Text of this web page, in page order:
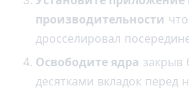
производительности
дросселировал
Освободите ядра закрыв
десятками вкладок перед